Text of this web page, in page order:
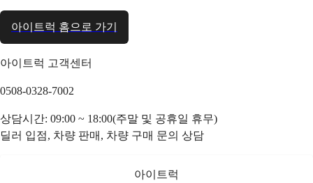
아이트럭 홈으로 가기
아이트럭 고객센터
0508-0328-7002
상담시간: 09:00 ~ 18:00(주말 및 공휴일 휴무)
딜러 입점, 차량 판매, 차량 구매 문의 상담
아이트럭